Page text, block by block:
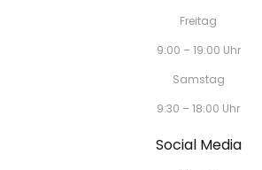
Freitag
9:00 – 19:00 Uhr
Samstag
9:30 – 18:00 Uhr
Social Media